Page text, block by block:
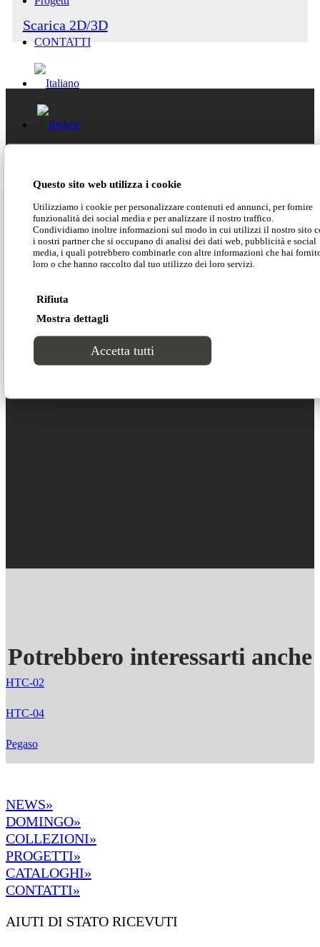
Questo sito web utilizza i cookie
Utilizziamo i cookie per personalizzare contenuti ed annunci, per fornire
funzionalità dei social media e per analizzare il nostro traffico.
Condividiamo inoltre informazioni sul modo in cui utilizzi il nostro sito
i nostri partner che si occupano di analisi dei dati web, pubblicità e social
media, i quali potrebbero combinarle con altre informazioni che hai
loro o che hanno raccolto dal tuo utilizzo dei loro servizi.
Rifiuta
Mostra dettagli
Accetta tutti
CONTATTI
Search Site
Scarica 2D/3D
HTC-01 for
Contract
Scarica il catalogo Contract›
Potrebbero interessarti anche
HTC-02
HTC-04
Pegaso
NEWS»
DOMINGO»
COLLEZIONI»
PROGETTI»
CATALOGHI»
CONTATTI»
AIUTI DI STATO RICEVUTI